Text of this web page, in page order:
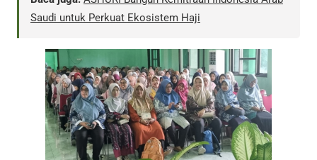
Saudi untuk Perkuat Ekosistem Haji